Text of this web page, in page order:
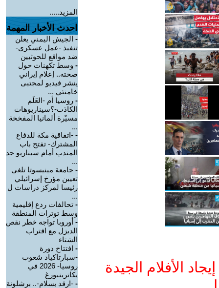
الأفلام الجيدة
المزيد.....
احدث الأخبار المهمة
- الجيش اليمني يعلن
تنفيذ -عمل عسكري-
ضد مواقع للحوثيين
- وسط تكهنات حول
صحته.. إعلام إيراني
ينشر فيديو لمجتبى
خامنئي ...
- روسيا أم -العَلَم
الكاذب-؟سيناريوهات
مسيّرة ألمانيا المفخخة
...
- -اتفاقية مكة للدفاع
المشترك- تفتح باب
المندب أمام سيناريو جد
...
- جامعة مينيسوتا تلغي
تعيين مؤرخ إسرائيلي
رئيسا لمركز دراسات ل
...
- تحالفات ردع إقليمية
وسط توترات المنطقة
- أوروبا تواجه خطر نقص
الديزل مع اقتراب
الشتاء
- افتتاح دورة
-سبارتاكياد شعوب
روسيا- 2026 في
يكاترينبورغ
- -ارقد بسلام-.. برشلونة